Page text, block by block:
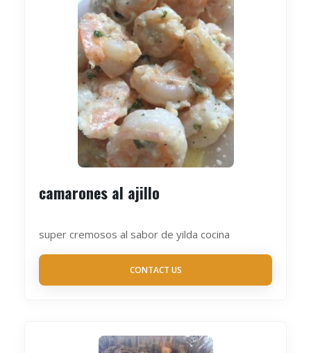
camarones al ajillo
super cremosos al sabor de yilda cocina
CONTACT US